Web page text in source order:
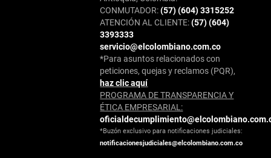
CONMUTADOR:(57) (604) 3315252
ATENCIÓN AL CLIENTE:(57) (604)
3393333
servicio@elcolombiano.com.co
*Para asuntos relacionados con
peticiones, quejas y reclamos (PQR),
haz clic aquí
PROGRAMA DE TRANSPARENCIA Y
ÉTICA EMPRESARIAL:
*Buzón exclusivo para notificaciones judiciales:
notificacionesjudiciales@elcolombiano.com.co